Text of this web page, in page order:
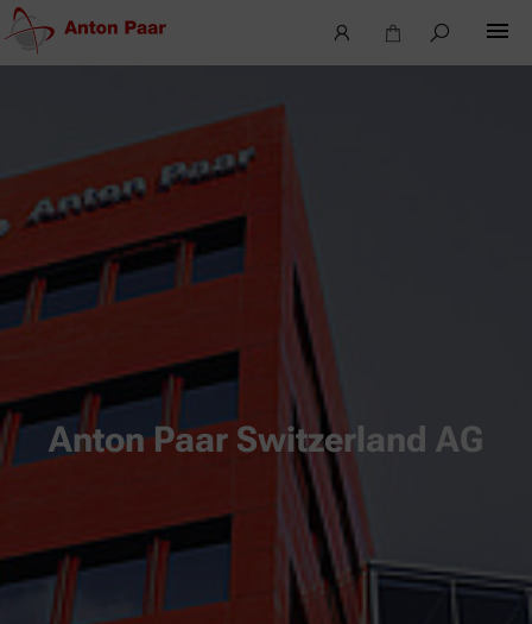
Anton Paar Switzerland AG